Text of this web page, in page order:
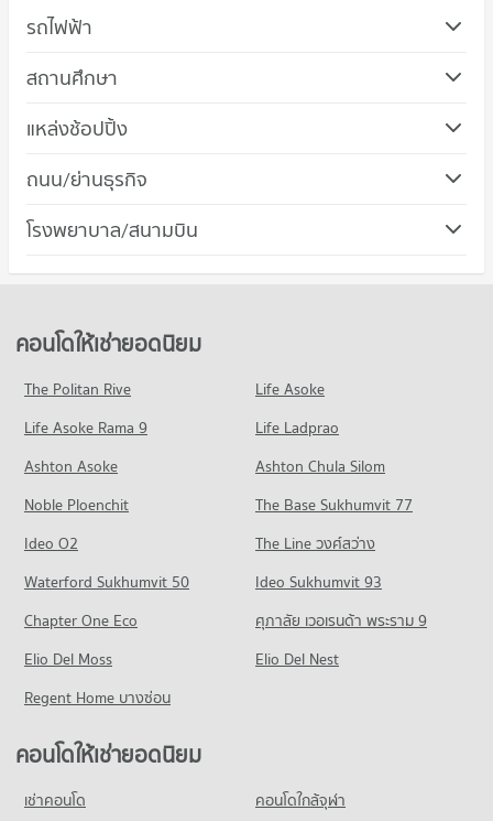
รถไฟฟ้า
สถานศึกษา
คอนโด รร.เมืองพัทยา 2 (เจริญราษฎร์อุทิศ)
คอนโดให้เช่า รร.เมืองพัทยา 2 (เจริญราษฎร์อุทิศ)
มีคอนโดให้เช่า 762 ประกาศ
ขายคอนโด รร.เมืองพัทยา 2 (เจริญราษฎร์อุทิศ)
109 โครงการ
คอนโดให้เช่า รร.สอนคนตาบอดพระมหาไถ่พัทยา
มีคอนโดให้เช่า 924 ประกาศ
มีคอนโดขาย 2,189 ประกาศ
คอนโด รร.มารีวิทย์ พัทยา
151 โครงการ
คอนโดให้เช่า รร.มารีวิทย์ พัทยา
มีคอนโดให้เช่า 856 ประกาศ
ขายคอนโด รร.มารีวิทย์ พัทยา
มีคอนโดขาย 1,991 ประกาศ
คอนโด รร.โพธิสัมพันธ์พิทยาคาร
มีคอนโดให้เช่า 916 ประกาศ
ขายคอนโด รร.โพธิสัมพันธ์พิทยาคาร
มีคอนโดขาย 2,187 ประกาศ
แหล่งช้อปปิ้ง
คอนโด เทอมินอล 21 พัทยา
คอนโดให้เช่า เทอมินอล 21 พัทยา
คอนโด ตลาดโพธิสาร
มีคอนโดให้เช่า 936 ประกาศ
ขายคอนโด ตลาดโพธิสาร
มีคอนโดขาย 2,321 ประกาศ
91 โครงการ
คอนโดให้เช่า เทสโก้โลตัส พัทยาเหนือ
มีคอนโดขาย 2,007 ประกาศ
ถนน/ย่านธุรกิจ
คอนโด บางละมุง ชลบุรี
คอนโดให้เช่า บางละมุง ชลบุรี
ขายคอนโด บางละมุง ชลบุรี
มีคอนโดขาย 6,994 ประกาศ
คอนโด พัทยา
458 โครงการ
คอนโดให้เช่า พัทยา
มีคอนโดให้เช่า 2,844 ประกาศ
ขายคอนโด พัทยา
มีคอนโดขาย 7,136 ประกาศ
คอนโด ศาลาว่าการเมืองพัทยา
มีคอนโดให้เช่า 929 ประกาศ
ขายคอนโด ศาลาว่าการเมืองพัทยา
มีคอนโดขาย 2,250 ประกาศ
คอนโด อาร์ทอินพาราไดส์ พัทยา (พิพิธภัณฑ์ภาพจิตรกรรม
96 โครงการ
โรงพยาบาล/สนามบิน
คอนโด รพ.กรุงเทพพัทยา
คอนโดให้เช่า รพ.กรุงเทพพัทยา
มีคอนโดให้เช่า 1,029 ประกาศ
ขายคอนโด รพ.กรุงเทพพัทยา
มีคอนโดขาย 2,556 ประกาศ
156 โครงการ
คอนโดให้เช่า รพ.บางละมุง
มีคอนโดขาย 2,233 ประกาศ
คอนโดให้เช่ายอดนิยม
The Politan Rive
Life Asoke
Life Asoke Rama 9
Life Ladprao
Ashton Asoke
Ashton Chula Silom
Noble Ploenchit
The Base Sukhumvit 77
Ideo O2
The Line วงศ์สว่าง
Waterford Sukhumvit 50
Ideo Sukhumvit 93
Chapter One Eco
ศุภาลัย เวอเรนด้า พระราม 9
Elio Del Moss
Elio Del Nest
Regent Home บางซ่อน
คอนโดให้เช่ายอดนิยม
เช่าคอนโด
คอนโดใกล้จุฬา